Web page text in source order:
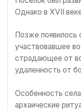
Однако в XVII
Позже появилось
участвовавшее
страдающее от
удаленность от
Особенность
архаические